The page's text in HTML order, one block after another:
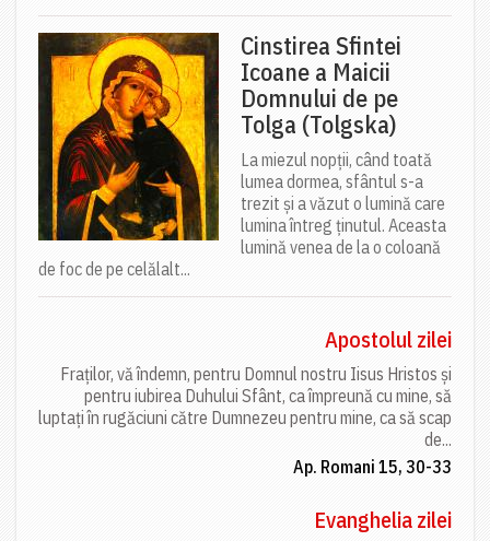
Cinstirea Sfintei
Icoane a Maicii
Domnului de pe
Tolga (Tolgska)
La miezul nopții, când toată
lumea dormea, sfântul s-a
trezit și a văzut o lumină care
lumina întreg ținutul. Aceasta
lumină venea de la o coloană
de foc de pe celălalt...
Apostolul zilei
Fraților, vă îndemn, pentru Domnul nostru Iisus Hristos și
pentru iubirea Duhului Sfânt, ca împreună cu mine, să
luptați în rugăciuni către Dumnezeu pentru mine, ca să scap
de...
Ap. Romani 15, 30-33
Evanghelia zilei